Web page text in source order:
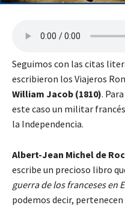
Seguimos con las citas
escribieron los Viajeros
William Jacob (1810).
este caso un militar
la Independencia.
Albert-Jean Michel de
escribe un precioso libro
guerra de los franceses en
podemos decir,